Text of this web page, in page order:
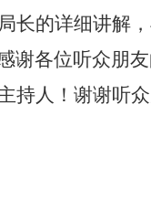
长的详细讲解
谢各位听众朋
持人！谢谢听